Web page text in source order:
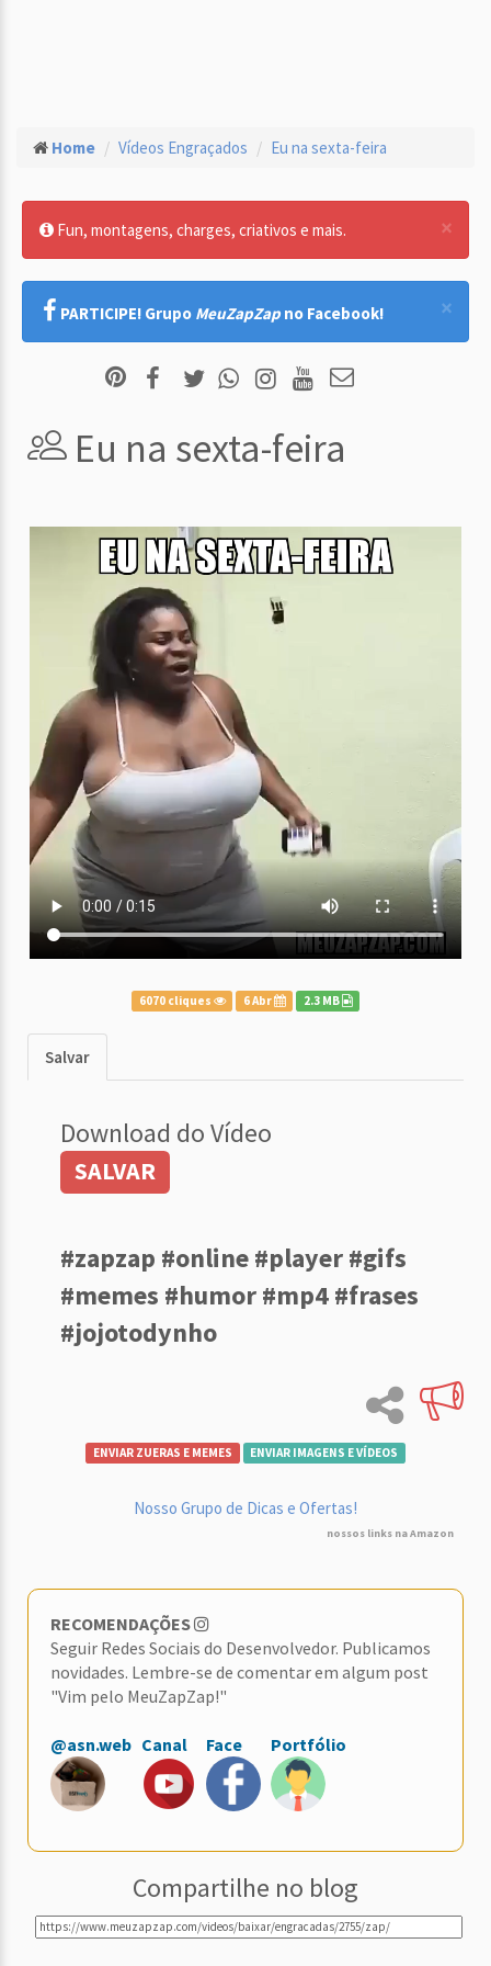
Home Vídeos Engraçados Eu na sexta-feira
×
Fun, montagens, charges, criativos e mais.
×
PARTICIPE! Grupo MeuZapZap no Facebook!
Eu na sexta-feira
6070 cliques 6 Abr 2.3 MB
Salvar
Download do Vídeo
SALVAR
#zapzap #online #player #gifs
#memes #humor #mp4 #frases
#jojotodynho
ENVIAR ZUERAS E MEMES ENVIAR IMAGENS E VÍDEOS
Nosso Grupo de Dicas e Ofertas!
nossos links na Amazon
RECOMENDAÇÕES
Seguir Redes Sociais do Desenvolvedor. Publicamos
novidades. Lembre-se de comentar em algum post
"Vim pelo MeuZapZap!"
@asn.web Canal Face Portfólio
Compartilhe no blog